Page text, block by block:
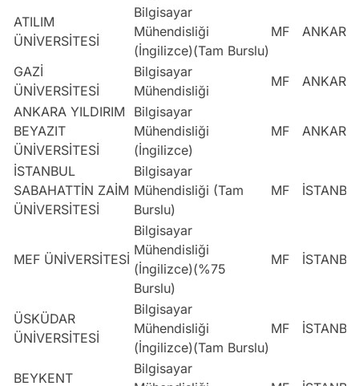
ATILIM
ÜNİVERSİTESİ
Bilgisayar
Mühendisliği
(İngilizce)(Tam Burslu)
MF ANKARA
GAZİ
ÜNİVERSİTESİ
Bilgisayar
Mühendisliği
MF
ANKARA
ANKARA YILDIRIM
BEYAZIT
ÜNİVERSİTESİ
Bilgisayar
Mühendisliği
(İngilizce)
MF ANKARA
İSTANBUL
SABAHATTİN ZAİM
ÜNİVERSİTESİ
Bilgisayar
Mühendisliği (Tam
Burslu)
MF
MEF ÜNİVERSİTESİ
Bilgisayar
Mühendisliği
(İngilizce)(%75
Burslu)
MF
ÜSKÜDAR
ÜNİVERSİTESİ
Bilgisayar
Mühendisliği
(İngilizce)(Tam Burslu)
MF
BEYKENT
Bilgisayar